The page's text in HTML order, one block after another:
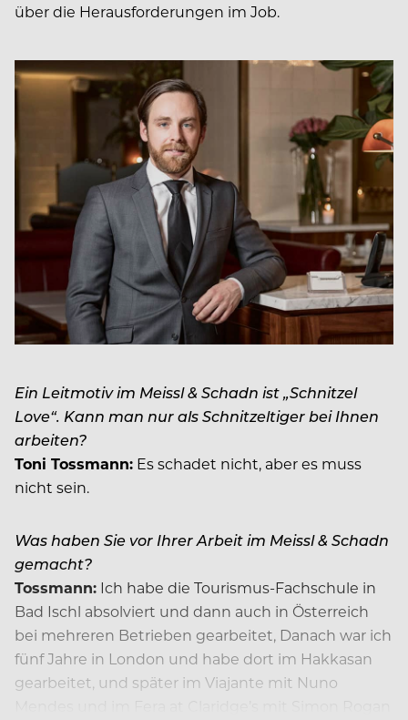
über die Herausforderungen im Job.
Ein Leitmotiv im Meissl & Schadn ist „Schnitzel
Love“. Kann man nur als Schnitzeltiger bei Ihnen
arbeiten?
Toni Tossmann: Es schadet nicht, aber es muss
nicht sein.
Was haben Sie vor Ihrer Arbeit im Meissl & Schadn
gemacht?
Tossmann: Ich habe die Tourismus-Fachschule in
Bad Ischl absolviert und dann auch in Österreich
bei mehreren Betrieben gearbeitet, Danach war ich
fünf Jahre in London und habe dort im Hakkasan
gearbeitet, und später im Viajante mit Nuno